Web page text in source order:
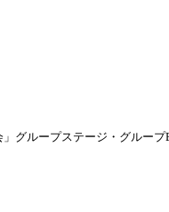
グループステージ・グループ